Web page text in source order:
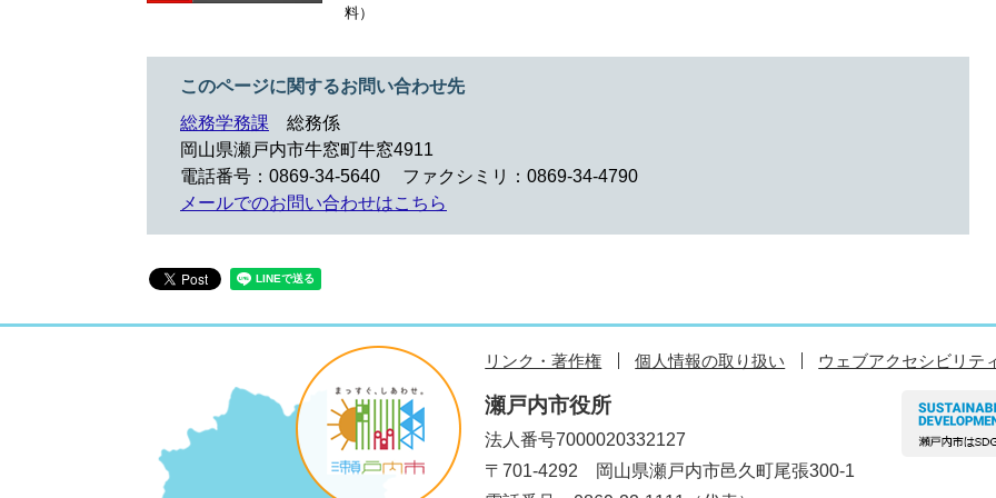
料）
このページに関するお問い合わせ先
総務学務課
総務係
岡山県瀬戸内市牛窓町牛窓4911
電話番号：0869-34-5640
ファクシミリ：0869-34-4790
メールでのお問い合わせはこちら
リンク・著作権 個人情報の取り扱い ウェブアクセシビリテ
瀬戸内市役所
法人番号7000020332127
〒701-4292 岡山県瀬戸内市邑久町尾張300-1